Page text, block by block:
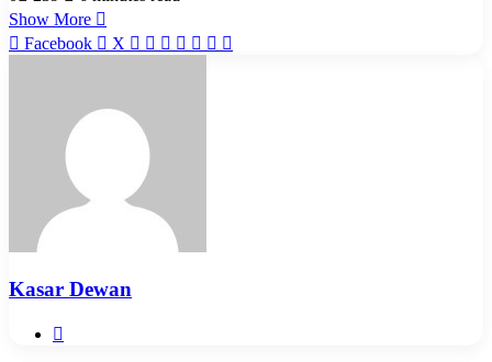
Show More
Facebook
X LinkedIn
Pinterest
Reddit
WhatsApp
Telegram
Viber
Kasar Dewan